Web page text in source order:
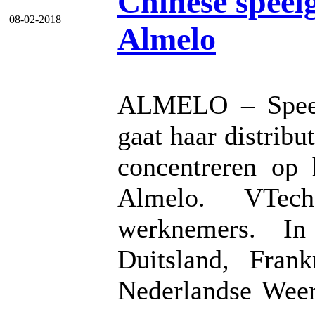
08-02-2018
Almelo
ALMELO –
gaat haar
concentreren
Almelo.
werknemers.
Duitsland,
Nederlandse